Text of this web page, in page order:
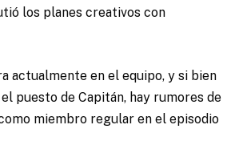
los planes creativos con
actualmente en el equipo, y si bien
puesto de Capitán, hay rumores de
miembro regular en el episodio